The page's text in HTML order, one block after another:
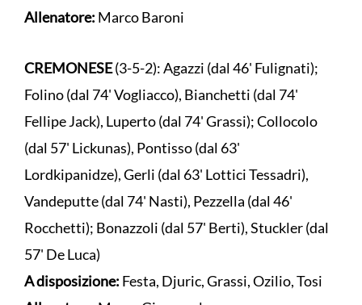
Allenatore: Marco Baroni
CREMONESE(3-5-2): Agazzi (dal 46' Fulignati);
Folino (dal 74' Vogliacco), Bianchetti (dal 74'
Fellipe Jack), Luperto (dal 74' Grassi); Collocolo
(dal 57' Lickunas), Pontisso (dal 63'
Lordkipanidze), Gerli (dal 63' Lottici Tessadri),
Vandeputte (dal 74' Nasti), Pezzella (dal 46'
Rocchetti); Bonazzoli (dal 57' Berti), Stuckler (dal
57' De Luca)
A disposizione: Festa, Djuric, Grassi, Ozilio, Tosi